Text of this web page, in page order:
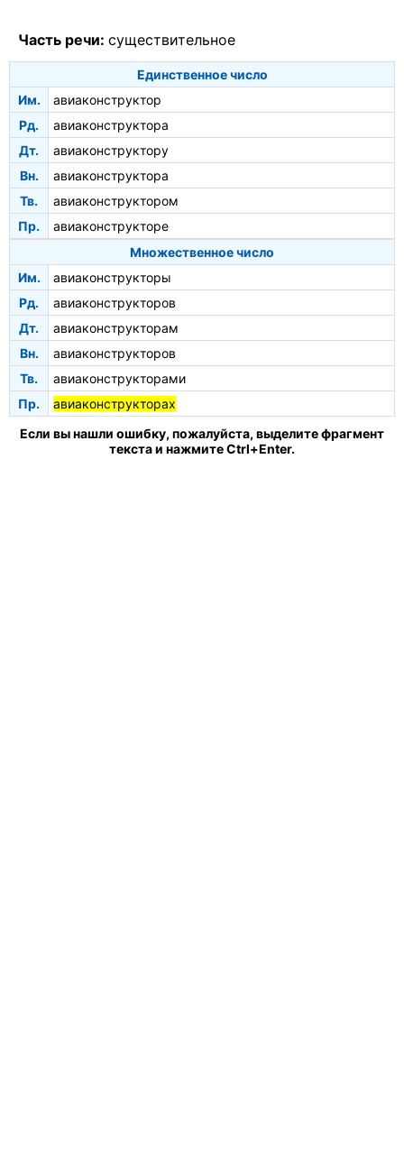
Часть речи: существительное
Единственное число
Им.
авиаконструктор
Рд.
авиаконструктора
Дт.
авиаконструктору
Вн.
авиаконструктора
Тв.
авиаконструктором
Пр.
авиаконструкторе
Множественное число
Им.
авиаконструкторы
Рд.
авиаконструкторов
Дт.
авиаконструкторам
Вн.
авиаконструкторов
Тв.
авиаконструкторами
Пр.
авиаконструкторах
Если вы нашли ошибку, пожалуйста, выделите фрагмент
текста и нажмите Ctrl+Enter.